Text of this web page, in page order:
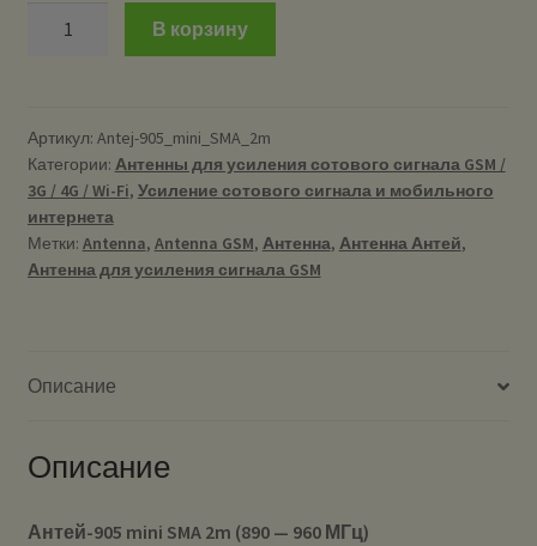
2m
(890
-
960
МГц)
-
усиления
В корзину
Артикул: Antej-905_mini_SMA_2m
Категории: Антенны для усиления сотового сигнала GSM /
3G / 4G / Wi-Fi, Усиление сотового сигнала и мобильного
интернета
Метки: Antenna, Antenna GSM, Антенна, Антенна Антей,
Антенна для усиления сигнала GSM
Описание
Описание
Антей-905 mini SMA 2m (890 — 960 МГц)